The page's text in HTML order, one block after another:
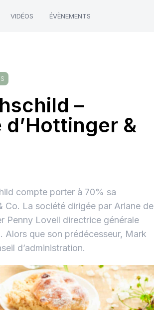
VIDÉOS ÉVÈNEMENTS
–
&
compte porter à 70% sa
Co. La société dirigée par Ariane de
Penny Lovell directrice générale
Alors que son prédécesseur, Mark
d’administration.